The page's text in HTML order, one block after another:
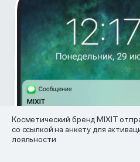
Косметический бренд MIXIT
со ссылкой на анкету для
лояльности